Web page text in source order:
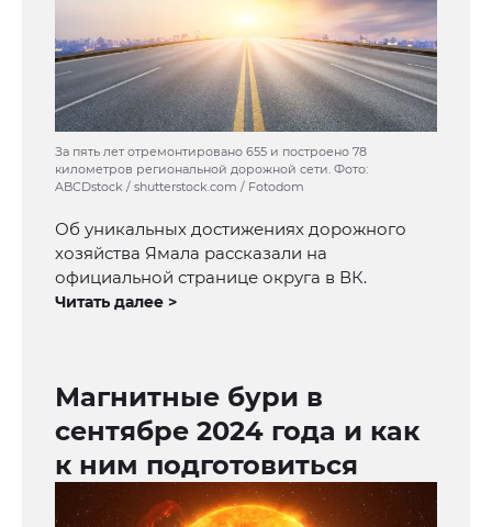
За пять лет отремонтировано 655 и построено 78
километров региональной дорожной сети. Фото:
ABCDstock / shutterstock.com / Fotodom
Об уникальных достижениях дорожного
хозяйства Ямала рассказали на
официальной странице округа в ВК.
Читать далее >
Магнитные бури в
сентябре 2024 года и как
к ним подготовиться